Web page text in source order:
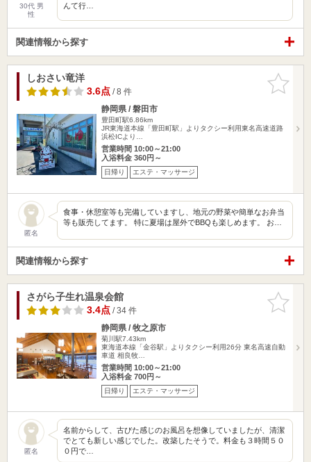
30代 男
性
んて行…
関連情報から探す
お気に入
りに追加
しおさい竜洋
3.6点/ 8 件
静岡県 / 磐田市
豊田町駅6.86km
JR東海道本線「豊田町駅」よりタクシー利用東名高速道路
浜松ICより…
営業時間 10:00～21:00
入浴料金 360円～
日帰り エステ・マッサージ
匿名
食事・休憩室等も完備していますし、地元の野菜や簡単なお弁当
等も販売してます。 特に夏場は屋外でBBQも楽しめます。 お…
関連情報から探す
お気に入
りに追加
さがら子生れ温泉会館
3.4点/ 34 件
静岡県 / 牧之原市
菊川駅7.43km
東海道本線「金谷駅」よりタクシー利用26分 東名高速自動
車道 相良牧…
営業時間 10:00～21:00
入浴料金 700円～
日帰り エステ・マッサージ
匿名
名前からして、古びた感じのお風呂を想像していましたが、清潔
でとても新しい感じでした。改築したそうで。料金も３時間５０
０円で…